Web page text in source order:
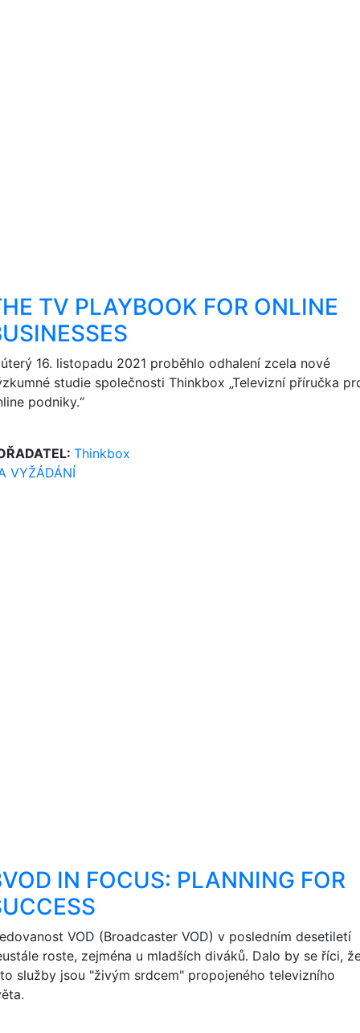
TV PLAYBOOK FOR ONLINE
16. listopadu 2021 proběhlo odhalení zcela nové
studie společnosti Thinkbox „Televizní příručka
podniky.“
Thinkbox
VYŽÁDÁNÍ
IN FOCUS: PLANNING FOR
VOD (Broadcaster VOD) v posledním desetiletí
roste, zejména u mladších diváků. Dalo by se říci,
služby jsou "živým srdcem" propojeného televizního